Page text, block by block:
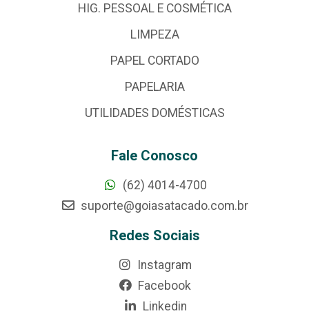
HIG. PESSOAL E COSMÉTICA
LIMPEZA
PAPEL CORTADO
PAPELARIA
UTILIDADES DOMÉSTICAS
Fale Conosco
(62) 4014-4700
suporte@goiasatacado.com.br
Redes Sociais
Instagram
Facebook
Linkedin